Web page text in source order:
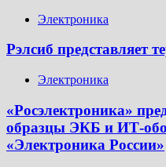
Электроника
Рэлсиб представляет
Электроника
«Росэлектроника»
образцы ЭКБ и ИТ-
«Электроника России»